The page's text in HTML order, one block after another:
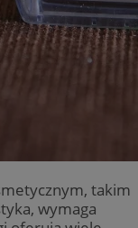
takim
wymaga